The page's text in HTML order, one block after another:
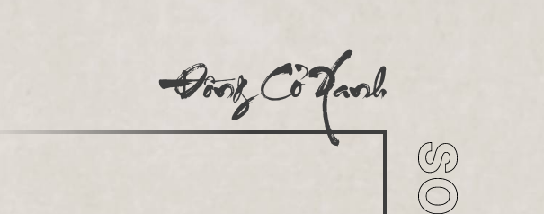
Đồng Cỏ Xanh